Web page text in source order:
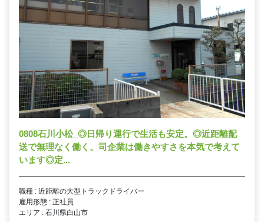
0808石川小松_◎日帰り運行で生活も安定。◎近距離配
送で無理なく働く。司企業は働きやすさを本気で考えて
います◎定...
職種 : 近距離の大型トラックドライバー
雇用形態 : 正社員
エリア : 石川県白山市